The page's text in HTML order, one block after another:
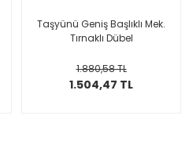
Taşyünü Geniş Başlıklı Mek.
Tırnaklı Dübel
1.880,58 TL
1.504,47 TL